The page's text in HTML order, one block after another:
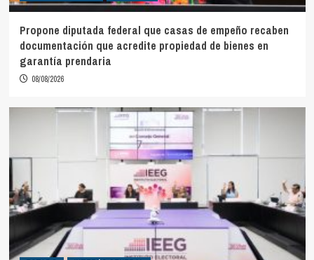
Propone diputada federal que casas de empeño recaben
documentación que acredite propiedad de bienes en
garantía prendaria
08/08/2026